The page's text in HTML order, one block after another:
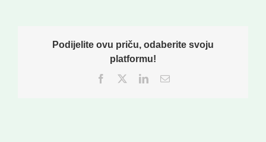
Podijelite ovu priču, odaberite svoju
platformu!
Facebook
TwitterLinkedInEmail: